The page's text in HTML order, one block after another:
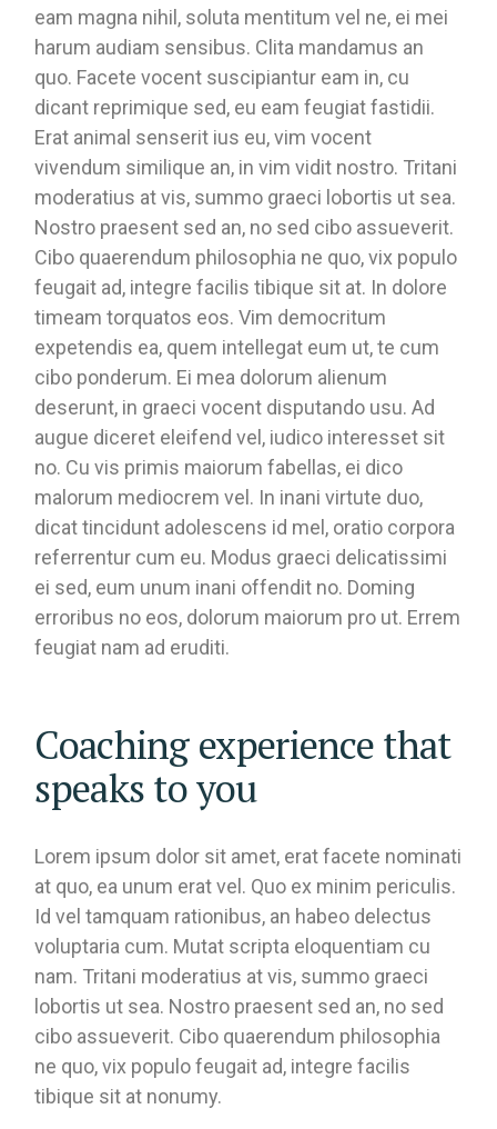
eam magna nihil, soluta mentitum vel ne, ei mei
harum audiam sensibus. Clita mandamus an
quo. Facete vocent suscipiantur eam in, cu
dicant reprimique sed, eu eam feugiat fastidii.
Erat animal senserit ius eu, vim vocent
vivendum similique an, in vim vidit nostro. Tritani
moderatius at vis, summo graeci lobortis ut sea.
Nostro praesent sed an, no sed cibo assueverit.
Cibo quaerendum philosophia ne quo, vix populo
feugait ad, integre facilis tibique sit at. In dolore
timeam torquatos eos. Vim democritum
expetendis ea, quem intellegat eum ut, te cum
cibo ponderum. Ei mea dolorum alienum
deserunt, in graeci vocent disputando usu. Ad
augue diceret eleifend vel, iudico interesset sit
no. Cu vis primis maiorum fabellas, ei dico
malorum mediocrem vel. In inani virtute duo,
dicat tincidunt adolescens id mel, oratio corpora
referrentur cum eu. Modus graeci delicatissimi
ei sed, eum unum inani offendit no. Doming
erroribus no eos, dolorum maiorum pro ut. Errem
feugiat nam ad eruditi.
Coaching experience that
speaks to you
Lorem ipsum dolor sit amet, erat facete nominati
at quo, ea unum erat vel. Quo ex minim periculis.
Id vel tamquam rationibus, an habeo delectus
voluptaria cum. Mutat scripta eloquentiam cu
nam. Tritani moderatius at vis, summo graeci
lobortis ut sea. Nostro praesent sed an, no sed
cibo assueverit. Cibo quaerendum philosophia
ne quo, vix populo feugait ad, integre facilis
tibique sit at nonumy.